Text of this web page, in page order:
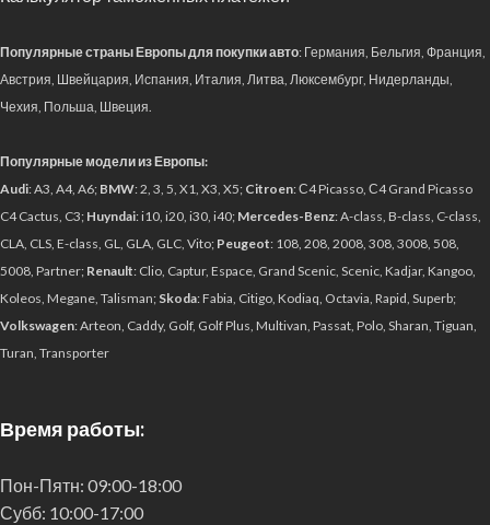
Популярные страны Европы для покупки авто: Германия, Бельгия, Франция,
Австрия, Швейцария, Испания, Италия, Литва, Люксембург, Нидерланды,
Чехия, Польша, Швеция.
Популярные модели из Европы:
Audi: A3, A4, A6; BMW: 2, 3, 5, X1, X3, X5; Citroen: С4 Picasso, С4 Grand Picasso
C4 Cactus, C3; Huyndai: i10, i20, i30, i40; Mercedes-Benz: A-class, B-class, C-class,
CLA, CLS, E-class, GL, GLA, GLC, Vito; Peugeot: 108, 208, 2008, 308, 3008, 508,
5008, Partner; Renault: Clio, Captur, Espace, Grand Scenic, Scenic, Kadjar, Kangoo,
Koleos, Megane, Talisman; Skoda: Fabia, Citigo, Kodiaq, Octavia, Rapid, Superb;
Volkswagen: Arteon, Caddy, Golf, Golf Plus, Multivan, Passat, Polo, Sharan, Tiguan,
Turan, Transporter
Время работы:
Пон-Пятн: 09:00-18:00
Субб: 10:00-17:00